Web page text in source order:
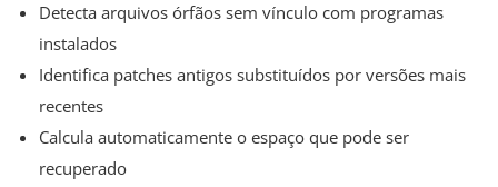
Detecta arquivos órfãos sem vínculo com programas
instalados
Identifica patches antigos substituídos por versões mais
recentes
Calcula automaticamente o espaço que pode ser
recuperado